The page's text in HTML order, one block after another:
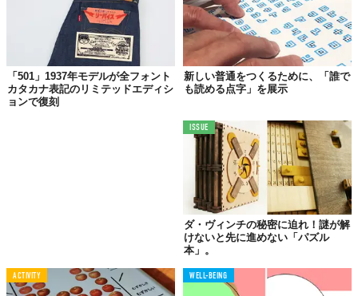
ば、多少の読みにくさはあれど、すんなりアルファベットが入っ
ところが、日本人が見るとカタカナが邪魔して、ついつい、全文
をカタカナに置き換えたくなってしまうというギミック。ちなみ
に上の画像の配列は「mfamo」となります。
記します。「L」はなんとなく似ている「レ」、「E」に最も近い
」。これをつなげると、あら不思議。「 ムアアレ
」が意味を成すではありませんか！そう「APPLE」です。
hey guys
can't you read
this sentence?
hey guys can't you read this sent
「501」1937年モデルが全フォント
カタカナ表記のリミテッドエディシ
ョンで復刻
新しい普通をつくるために、「誰で
も読める点字」を展示
ISSUE
ダ・ヴィンチの秘密に迫れ！謎が解
けないと先に進めない「パズル
本」。
ACTIVITY WELL-BEING